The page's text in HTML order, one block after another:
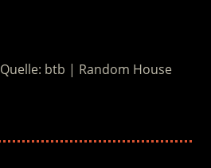
Quelle: btb | Random House